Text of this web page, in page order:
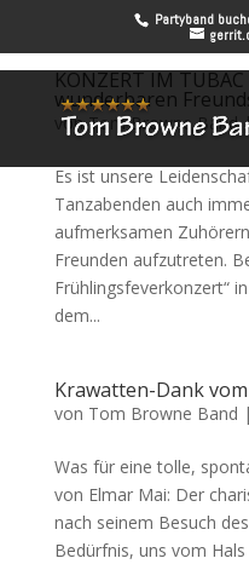
Partyband
KONZERT IM
wunderbaren
vonTom Browne Band
Es ist unsere
Tanzabenden auch
aufmerksamen
Freunden aufzutreten.
Frühlingsfeverkonzert“
dem...
Krawatten-Dank
von Tom Browne Band |
Was für eine tolle,
von Elmar Mai: Der
nach seinem Besuch
Bedürfnis, uns vom